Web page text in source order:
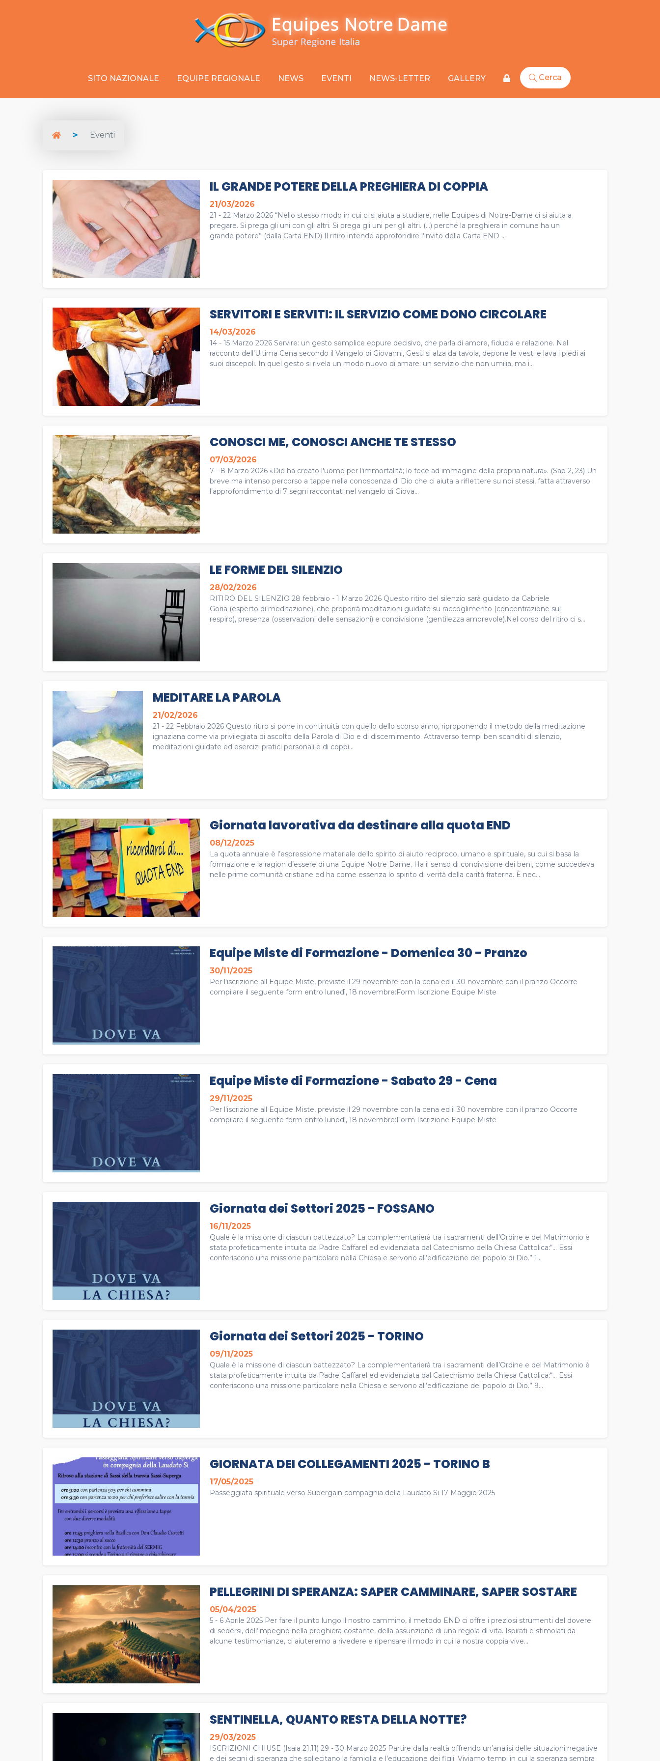
SITO NAZIONALE EQUIPE REGIONALE NEWS EVENTI NEWS-LETTER GALLERY Cerca
Eventi
IL GRANDE POTERE DELLA PREGHIERA DI COPPIA
21/03/2026
21 - 22 Marzo 2026 “Nello stesso modo in cui ci si aiuta a studiare, nelle Equipes di Notre-Dame ci si aiuta a
pregare. Si prega gli uni con gli altri. Si prega gli uni per gli altri. (...) perché la preghiera in comune ha un
grande potere” (dalla Carta END) Il ritiro intende approfondire l’invito della Carta END ...
SERVITORI E SERVITI: IL SERVIZIO COME DONO CIRCOLARE
14/03/2026
14 - 15 Marzo 2026 Servire: un gesto semplice eppure decisivo, che parla di amore, fiducia e relazione. Nel
racconto dell’Ultima Cena secondo il Vangelo di Giovanni, Gesù si alza da tavola, depone le vesti e lava i piedi ai
suoi discepoli. In quel gesto si rivela un modo nuovo di amare: un servizio che non umilia, ma i...
CONOSCI ME, CONOSCI ANCHE TE STESSO
07/03/2026
7 - 8 Marzo 2026 «Dio ha creato l'uomo per l'immortalità; lo fece ad immagine della propria natura». (Sap 2, 23) Un
breve ma intenso percorso a tappe nella conoscenza di Dio che ci aiuta a riflettere su noi stessi, fatta attraverso
l’approfondimento di 7 segni raccontati nel vangelo di Giova...
LE FORME DEL SILENZIO
28/02/2026
RITIRO DEL SILENZIO 28 febbraio - 1 Marzo 2026 Questo ritiro del silenzio sarà guidato da Gabriele
Goria (esperto di meditazione), che proporrà meditazioni guidate su raccoglimento (concentrazione sul
respiro), presenza (osservazioni delle sensazioni) e condivisione (gentilezza amorevole).Nel corso del ritiro ci s...
MEDITARE LA PAROLA
21/02/2026
21 - 22 Febbraio 2026 Questo ritiro si pone in continuità con quello dello scorso anno, riproponendo il metodo della meditazione
ignaziana come via privilegiata di ascolto della Parola di Dio e di discernimento. Attraverso tempi ben scanditi di silenzio,
meditazioni guidate ed esercizi pratici personali e di coppi...
Giornata lavorativa da destinare alla quota END
08/12/2025
La quota annuale è l’espressione materiale dello spirito di aiuto reciproco, umano e spirituale, su cui si basa la
formazione e la ragion d’essere di una Equipe Notre Dame. Ha il senso di condivisione dei beni, come succedeva
nelle prime comunità cristiane ed ha come essenza lo spirito di verità della carità fraterna. È nec...
Equipe Miste di Formazione - Domenica 30 - Pranzo
30/11/2025
Per l'iscrizione all Equipe Miste, previste il 29 novembre con la cena ed il 30 novembre con il pranzo Occorre
compilare il seguente form entro lunedì, 18 novembre:Form Iscrizione Equipe Miste
Equipe Miste di Formazione - Sabato 29 - Cena
29/11/2025
Per l'iscrizione all Equipe Miste, previste il 29 novembre con la cena ed il 30 novembre con il pranzo Occorre
compilare il seguente form entro lunedì, 18 novembre:Form Iscrizione Equipe Miste
Giornata dei Settori 2025 - FOSSANO
16/11/2025
Quale è la missione di ciascun battezzato? La complementarierà tra i sacramenti dell’Ordine e del Matrimonio è
stata profeticamente intuita da Padre Caffarel ed evidenziata dal Catechismo della Chiesa Cattolica:“... Essi
conferiscono una missione particolare nella Chiesa e servono all’edificazione del popolo di Dio.” 1...
Giornata dei Settori 2025 - TORINO
09/11/2025
Quale è la missione di ciascun battezzato? La complementarierà tra i sacramenti dell’Ordine e del Matrimonio è
stata profeticamente intuita da Padre Caffarel ed evidenziata dal Catechismo della Chiesa Cattolica:“... Essi
conferiscono una missione particolare nella Chiesa e servono all’edificazione del popolo di Dio.” 9...
GIORNATA DEI COLLEGAMENTI 2025 - TORINO B
17/05/2025
Passeggiata spirituale verso Supergain compagnia della Laudato Si 17 Maggio 2025
PELLEGRINI DI SPERANZA: SAPER CAMMINARE, SAPER SOSTARE
05/04/2025
5 - 6 Aprile 2025 Per fare il punto lungo il nostro cammino, il metodo END ci offre i preziosi strumenti del dovere
di sedersi, dell’impegno nella preghiera costante, della assunzione di una regola di vita. Ispirati e stimolati da
alcune testimonianze, ci aiuteremo a rivedere e ripensare il modo in cui la nostra coppia vive...
SENTINELLA, QUANTO RESTA DELLA NOTTE?
29/03/2025
ISCRIZIONI CHIUSE (Isaia 21,11) 29 - 30 Marzo 2025 Partire dalla realtà offrendo un’analisi delle situazioni negative
e dei segni di speranza che sollecitano la famiglia e l’educazione dei figli. Viviamo tempi in cui la speranza sembra